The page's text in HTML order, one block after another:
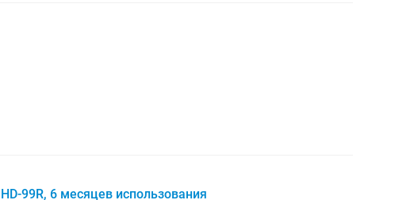
99R, 6 месяцев использования